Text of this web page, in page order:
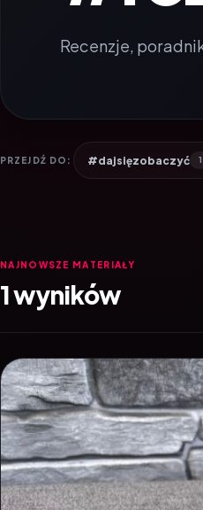
Recenzje,
PRZEJDŹ DO: #dajsięzobaczyć 1
NAJNOWSZE MATERIAŁY
1 wyników